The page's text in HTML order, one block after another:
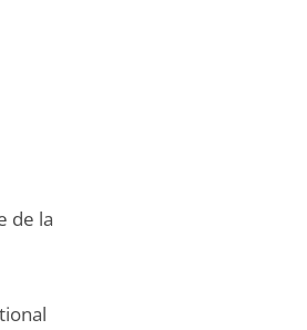
de la